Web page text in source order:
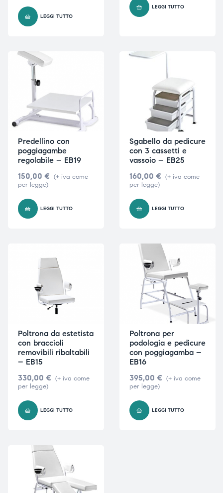
LEGGI TUTTO
LEGGI TUTTO
Predellino con
poggiagambe
regolabile – EB19
150,00 € (+ iva come
per legge)
LEGGI TUTTO
Sgabello da pedicure
con 3 cassetti e
vassoio – EB25
160,00 € (+ iva come
per legge)
LEGGI TUTTO
Poltrona da estetista
con braccioli
removibili ribaltabili
– EB15
330,00 € (+ iva come
per legge)
LEGGI TUTTO
Poltrona per
podologia e pedicure
con poggiagamba –
EB16
395,00 € (+ iva come
per legge)
LEGGI TUTTO